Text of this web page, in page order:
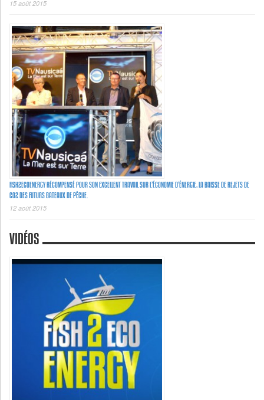
15 août 2015
FISH2ECOENERGY RÉCOMPENSÉ POUR SON EXCELLENT TRAVAIL SUR L’ÉCONOMIE D’ÉNERGIE, LA BAISSE DE REJETS DE
C02 DES FUTURS BATEAUX DE PÊCHE.
12 août 2015
VIDÉOS